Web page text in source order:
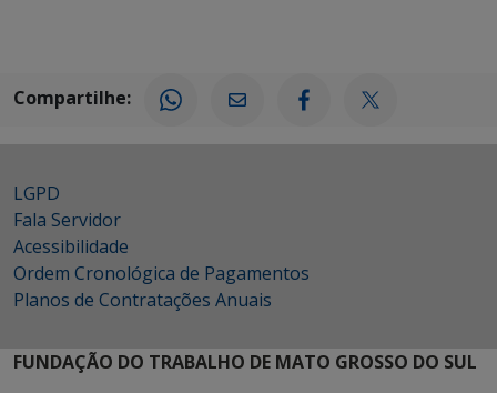
Compartilhe:
LGPD
Fala Servidor
Acessibilidade
Ordem Cronológica de Pagamentos
Planos de Contratações Anuais
FUNDAÇÃO DO TRABALHO DE MATO GROSSO DO SUL